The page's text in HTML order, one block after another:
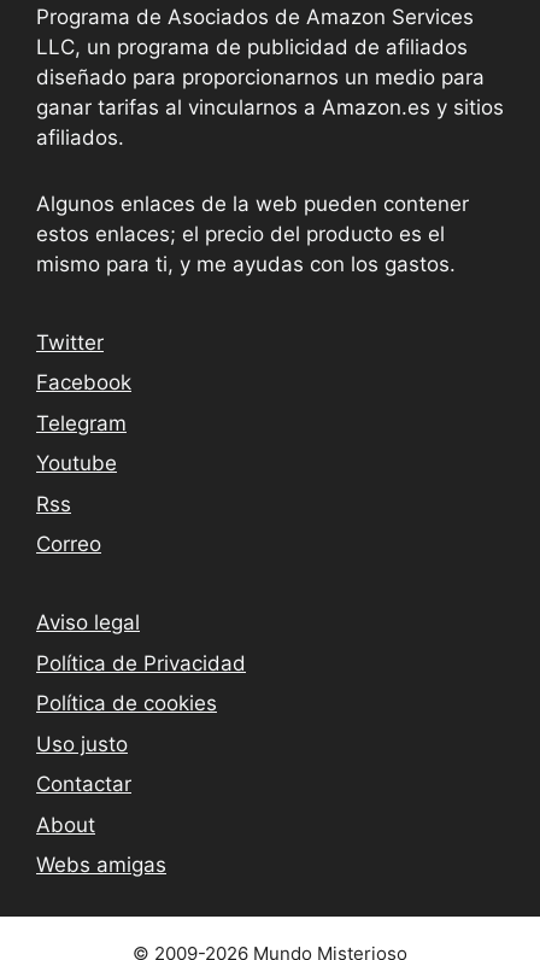
Programa de Asociados de Amazon Services
LLC, un programa de publicidad de afiliados
diseñado para proporcionarnos un medio para
ganar tarifas al vincularnos a Amazon.es y sitios
afiliados.
Algunos enlaces de la web pueden contener
estos enlaces; el precio del producto es el
mismo para ti, y me ayudas con los gastos.
Twitter
Facebook
Telegram
Youtube
Rss
Correo
Aviso legal
Política de Privacidad
Política de cookies
Uso justo
Contactar
About
Webs amigas
© 2009-2026 Mundo Misterioso